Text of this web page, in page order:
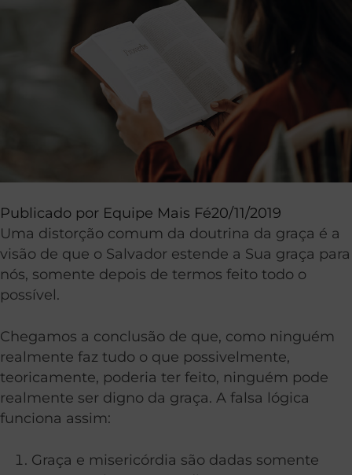
Publicado por Equipe Mais Fé20/11/2019
Uma distorção comum da doutrina da graça é a
visão de que o Salvador estende a Sua graça para
nós, somente depois de termos feito todo o
possível.
Chegamos a conclusão de que, como ninguém
realmente faz tudo o que possivelmente,
teoricamente, poderia ter feito, ninguém pode
realmente ser digno da graça. A falsa lógica
funciona assim:
Graça e misericórdia são dadas somente